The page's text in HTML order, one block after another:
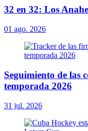
32 en 32: Los
01 ago. 2026
Seguimiento de las
temporada 2026
31 jul. 2026